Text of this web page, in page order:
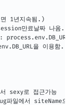
1년지속됨.)
만료날짜 나옴.
process.env.DB_URL
을 이용함.
로 접근가능
에서 siteName으로